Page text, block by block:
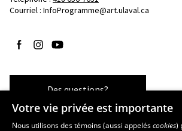
Courriel : InfoProgramme@art.ulaval.ca
Suivez-nous sur Facebook
Suivez-nous sur Instagram
Suivez-nous sur YouTube
Des questions?
Votre vie privée est importante
Nous utilisons des témoins (aussi appeléscookies)